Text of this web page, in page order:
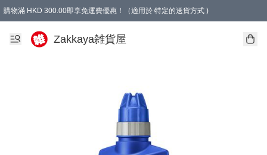
購物滿 HKD 300.00即享免運費優惠！（適用於 特定的送貨方式 )
Zakkaya雑貨屋